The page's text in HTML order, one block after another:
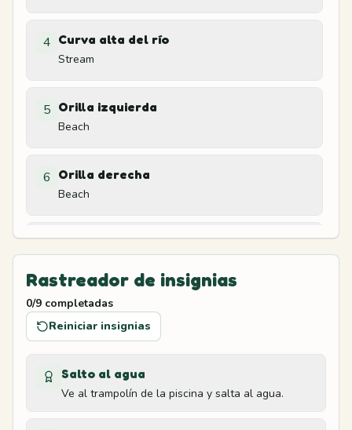
4 Curva alta del río
Stream
5 Orilla izquierda
Beach
6 Orilla derecha
Beach
Sombra de la silla
8 Base de la escalera
Forest
9 Tronco izquierdo
Forest
Rastreador de insignias
0/9 completadas
Reiniciar insignias
Salto al agua
Ve al trampolín de la piscina y salta al agua.